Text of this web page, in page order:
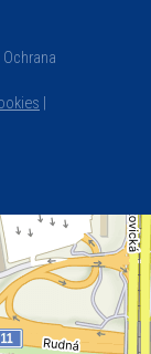
Ochrana